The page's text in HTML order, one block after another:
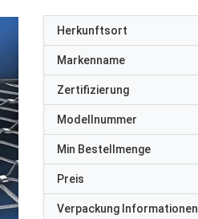
Herkunftsort
Markenname
Zertifizierung
Modellnummer
Min Bestellmenge
Preis
Verpackung Informationen